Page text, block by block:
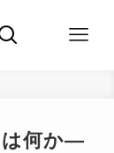
は何か―